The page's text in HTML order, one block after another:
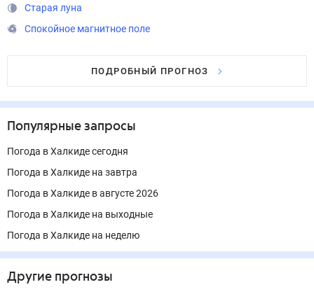
Старая луна
Спокойное магнитное поле
ПОДРОБНЫЙ ПРОГНОЗ
Популярные запросы
Погода в Халкиде сегодня
Погода в Халкиде на завтра
Погода в Халкиде в августе 2026
Погода в Халкиде на выходные
Погода в Халкиде на неделю
Другие прогнозы